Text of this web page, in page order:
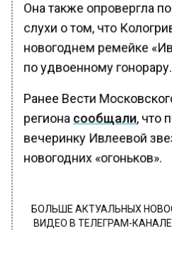
Она также опровергла
слухи о том, что
новогоднем ремейке
по удвоенному гонорару.
Ранее Вести
регионасообщали, что
вечеринку Ивлеевой
новогодних «огоньков».
БОЛЬШЕ АКТУАЛЬНЫХ
ВИДЕО В ТЕЛЕГРАМ-